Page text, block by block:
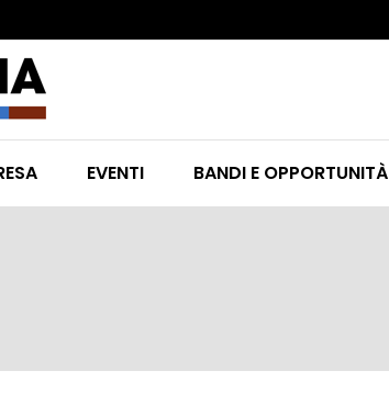
EVENTI BANDI E OPPORTUNITÀ